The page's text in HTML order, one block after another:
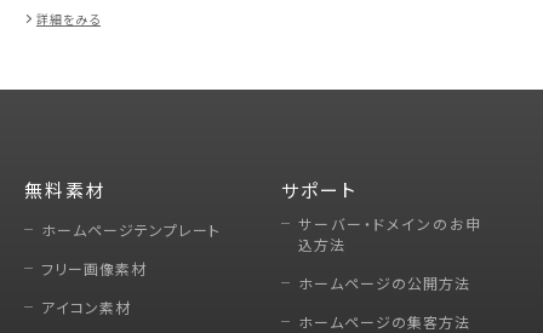
詳細をみる
無料素材
ホームページテンプレート
フリー画像素材
アイコン素材
サポート
サーバー・ドメインのお申
込方法
ホームページの公開方法
ホームページの集客方法